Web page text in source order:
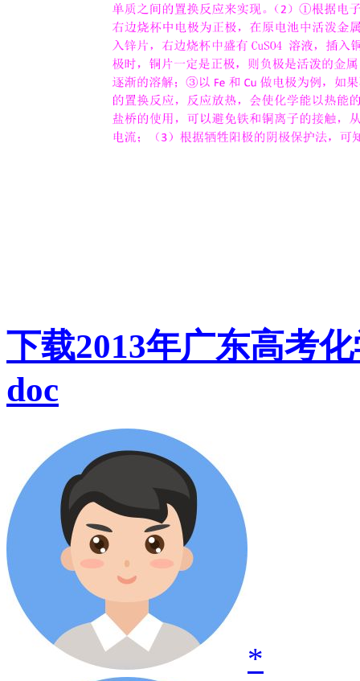
下载2013年广东高考
doc
*